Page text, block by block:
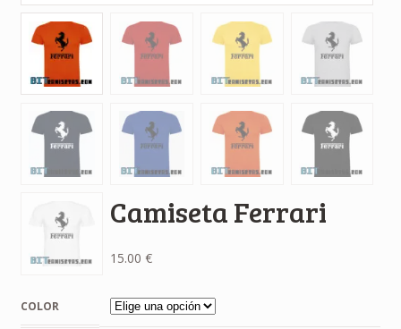
Camiseta Ferrari
15.00€
COLOR